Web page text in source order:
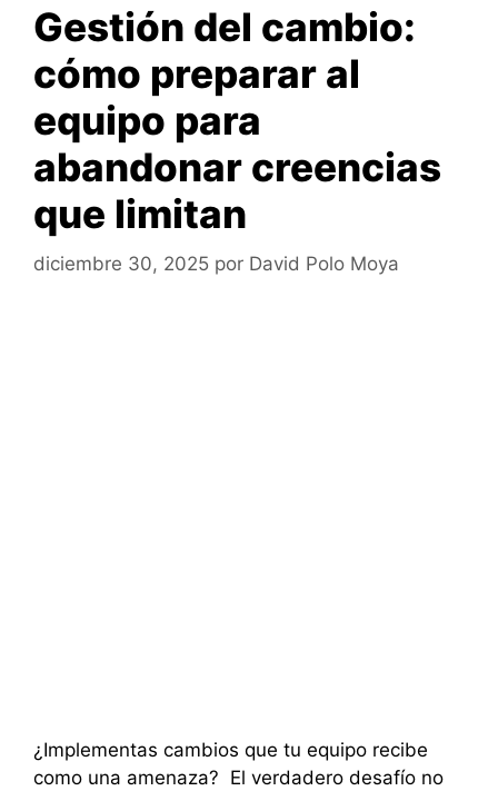
Gestión del cambio:
cómo preparar al
equipo para
abandonar creencias
que limitan
diciembre 30, 2025 por David Polo Moya
¿Implementas cambios que tu equipo recibe
como una amenaza? El verdadero desafío no